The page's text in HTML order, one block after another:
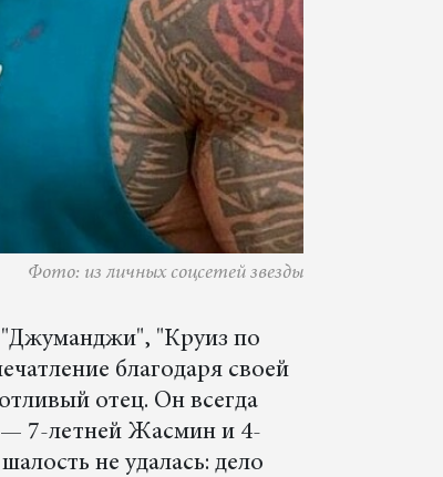
Фото: из личных соцсетей звезды
"Круиз по
благодаря своей
отец. Он всегда
— 7-летней Жасмин и 4-
не удалась: дело